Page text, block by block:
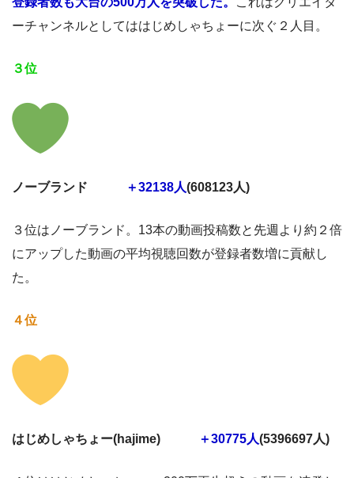
ーチャンネルとしてははじめしゃちょーに次ぐ２人目。
３位
ノーブランド ＋32138人(608123人)
３位はノーブランド。13本の動画投稿数と先週より約２倍
にアップした動画の平均視聴回数が登録者数増に貢献し
た。
４位
はじめしゃちょー(hajime) ＋30775人(5396697人)